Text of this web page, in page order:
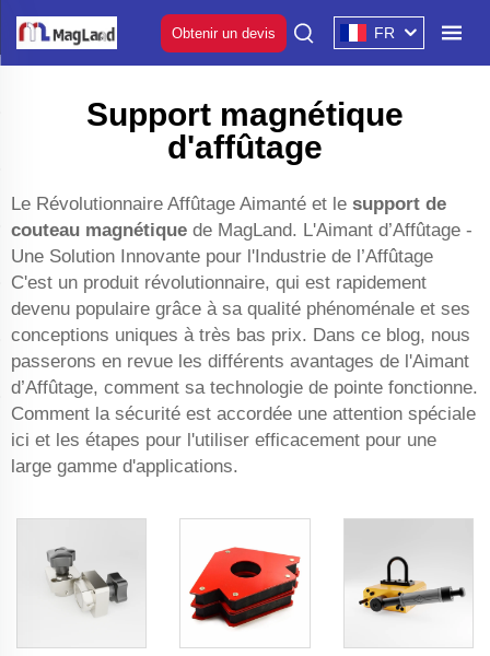
Obtenir un devis FR
Support magnétique
d'affûtage
Le Révolutionnaire Affûtage Aimanté et le support de
couteau magnétique de MagLand. L'Aimant d’Affûtage -
Une Solution Innovante pour l'Industrie de l’Affûtage
C'est un produit révolutionnaire, qui est rapidement
devenu populaire grâce à sa qualité phénoménale et ses
conceptions uniques à très bas prix. Dans ce blog, nous
passerons en revue les différents avantages de l'Aimant
d’Affûtage, comment sa technologie de pointe fonctionne.
Comment la sécurité est accordée une attention spéciale
ici et les étapes pour l'utiliser efficacement pour une
large gamme d'applications.